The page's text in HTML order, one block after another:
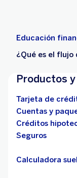
Educación
¿Qué es el flujo
Productos
Tarjeta de
Cuentas y
Créditos
Seguros
Calculadora